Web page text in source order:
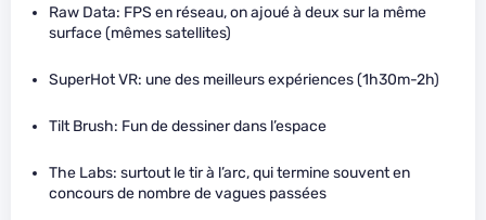
Raw Data: FPS en réseau, on ajoué à deux sur la même
surface (mêmes satellites)
SuperHot VR: une des meilleurs expériences (1h30m-2h)
Tilt Brush: Fun de dessiner dans l’espace
The Labs: surtout le tir à l’arc, qui termine souvent en
concours de nombre de vagues passées